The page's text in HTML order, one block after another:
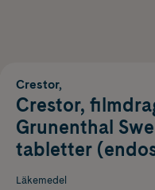
Crestor,
Crestor,
Grunenthal
tabletter
Läkemedel